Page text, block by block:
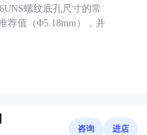
螺纹底孔尺寸的常
荐值（Φ5.18mm），并
咨询 进店